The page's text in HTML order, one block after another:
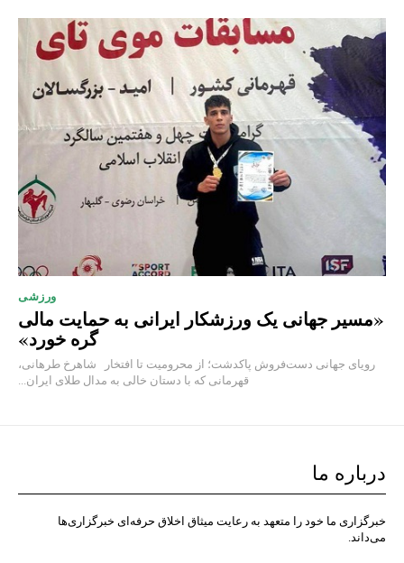
ورزشی
«مسیر جهانی یک ورزشکار ایرانی به حمایت مالی
گره خورد»
رویای جهانی دست‌فروش پاکدشت؛ از محرومیت تا افتخار شاهرخ طرهانی،
قهرمانی که با دستان خالی به مدال طلای ایران...
درباره ما
خبرگزاری ما خود را متعهد به رعایت میثاق اخلاق حرفه‌ای خبرگزاری‌ها
می‌داند.